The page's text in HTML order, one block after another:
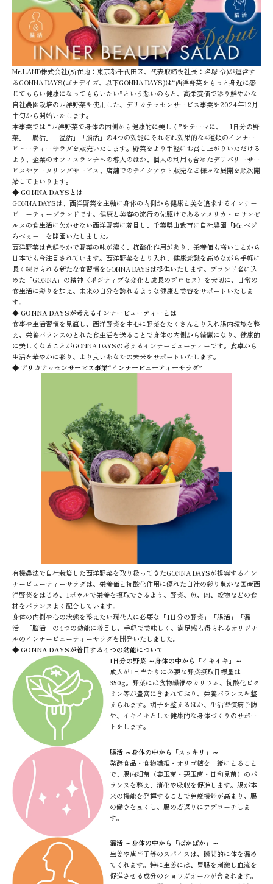
Mr.LAND株式会社(所在地：東京都千代田区、代表取締役社長：名塚 令)が運営す
るGONNA DAYS(ゴナデイズ、以下GONNA DAYS)は“西洋野菜をもっと身近に感
じてもらい健康になってもらいたい”という想いのもと、高栄養価で彩り鮮やかな
自社農園栽培の西洋野菜を使用した、デリカテッセンサービス事業を2024年12月
中旬から開始いたします。
本事業では “西洋野菜で身体の内側から健康的に美しく”をテーマに、「1日分の野
菜」「腸活」「温活」「脳活」の4つの効能にそれぞれ効果的な4種類のインナー
ビューティーサラダを販売いたします。野菜をより手軽にお召し上がりいただける
よう、企業のオフィスランチへの導入のほか、個人の利用も含めたデリバリーサー
ビスやケータリングサービス、店舗でのテイクアウト販売など様々な展開を順次開
始してまいります。
◆ GONNA DAYSとは
GONNA DAYSは、西洋野菜を主軸に身体の内側から健康と美を追求するインナー
ビューティーブランドです。健康と美容の流行の先駆けであるアメリカ・ロサンゼ
ルスの食生活に欠かせない西洋野菜に着目し、千葉県山武市に自社農園「Mr.ベジ
ろべぇー」を開園いたしました。
西洋野菜は色鮮やかで野菜の味が濃く、抗酸化作用があり、栄養価も高いことから
日本でも今注目されています。西洋野菜をとり入れ、健康意識を高めながら手軽に
長く続けられる新たな食習慣をGONNA DAYSは提供いたします。ブランド名に込
めた「GONNA」の精神〈ポジティブな変化と成長のプロセス〉を大切に、日常の
食生活に彩りを加え、未来の自分を誇れるような健康と美容をサポートいたしま
す。
◆GONNA DAYSが考えるインナービューティーとは
食事や生活習慣を見直し、西洋野菜を中心に野菜をたくさんとり入れ腸内環境を整
え、栄養バランスのとれた食生活を送ることで身体の内側から綺麗になり、健康的
に美しくなることがGONNA DAYSの考えるインナービューティーです。食卓から
生活を華やかに彩り、より良いあなたの未来をサポートいたします。
◆ デリカテッセンサービス事業“インナービューティーサラダ”
有機農法で自社栽培した西洋野菜を取り扱ってきたGONNA DAYSが提案するイン
ナービューティーサラダは、栄養価と抗酸化作用に優れた自社の彩り豊かな国産西
洋野菜をはじめ、1ボウルで栄養を摂取できるよう、野菜、魚、肉、穀物などの食
材をバランスよく配合しています。
身体の内側や心の状態を整えたい現代人に必要な「1日分の野菜」「腸活」「温
活」「脳活」の4つの効能に着目し、手軽で美味しく、満足感も得られるオリジナ
ルのインナービューティーサラダを開発いたしました。
◆ GONNA DAYSが着目する４つの効能について
1日分の野菜 ～身体の中から「イキイキ」～
成人が1日当たりに必要な野菜摂取目標量は
350g。野菜には食物繊維やカリウム、抗酸化ビタ
ミン等が豊富に含まれており、栄養バランスを整
えられます。調子を整えるほか、生活習慣病予防
や、イキイキとした健康的な身体づくりのサポー
トをします。
腸活 ～身体の中から「スッキリ」～
発酵食品・食物繊維・オリゴ糖を一緒にとること
で、腸内細菌（善玉菌・悪玉菌・日和見菌）のバ
ランスを整え、消化や吸収を促進します。腸が本
来の機能を発揮することで免疫機能が高まり、腸
の働きを良くし、腸の若返りにアプローチしま
す。
温活 ～身体の中から「ぽかぽか」～
生姜や唐辛子等のスパイスは、瞬間的に体を温め
てくれます。特に生姜には、胃腸を刺激し血流を
促進させる成分のショウガオールが含まれます。